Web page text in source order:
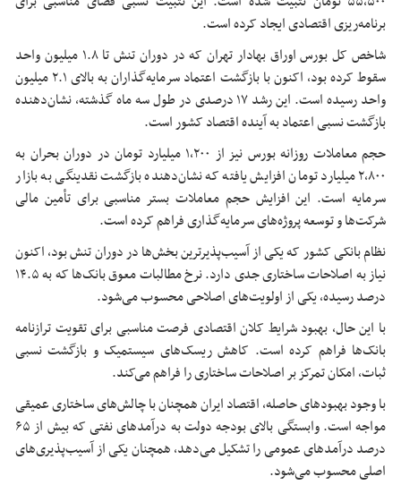
برنامه‌ریزی اقتصادی ایجاد کرده است.
شاخص کل بورس اوراق بهادار تهران که در دوران تنش تا ۱.۸ میلیون واحد
سقوط کرده بود، اکنون با بازگشت اعتماد سرمایه‌گذاران به بالای ۲.۱ میلیون
واحد رسیده است. این رشد ۱۷ درصدی در طول سه ماه گذشته، نشان‌دهنده
بازگشت نسبی اعتماد به آینده اقتصاد کشور است.
حجم معاملات روزانه بورس نیز از ۱,۲۰۰ میلیارد تومان در دوران بحران به
۲,۸۰۰ میلیارد تومان افزایش یافته که نشان‌دهنده بازگشت نقدینگی به بازار
سرمایه است. این افزایش حجم معاملات بستر مناسبی برای تأمین مالی
شرکت‌ها و توسعه پروژه‌های سرمایه‌گذاری فراهم کرده است.
نظام بانکی کشور که یکی از آسیب‌پذیرترین بخش‌ها در دوران تنش بود، اکنون
نیاز به اصلاحات ساختاری جدی دارد. نرخ مطالبات معوق بانک‌ها که به ۱۴.۵
درصد رسیده، یکی از اولویت‌های اصلاحی محسوب می‌شود.
با این حال، بهبود شرایط کلان اقتصادی فرصت مناسبی برای تقویت ترازنامه
بانک‌ها فراهم کرده است. کاهش ریسک‌های سیستمیک و بازگشت نسبی
ثبات، امکان تمرکز بر اصلاحات ساختاری را فراهم می‌کند.
با وجود بهبودهای حاصله، اقتصاد ایران همچنان با چالش‌های ساختاری عمیقی
مواجه است. وابستگی بالای بودجه دولت به درآمدهای نفتی که بیش از ۶۵
درصد درآمدهای عمومی را تشکیل می‌دهد، همچنان یکی از آسیب‌پذیری‌های
اصلی محسوب می‌شود.